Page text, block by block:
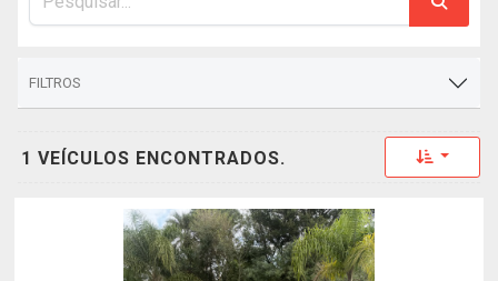
FILTROS
1 VEÍCULOS ENCONTRADOS. Toggle